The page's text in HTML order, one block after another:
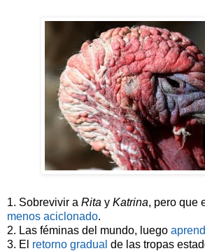
1. Sobrevivir a Rita y Katrina, pero que
menos aciclonado.
2. Las féminas del mundo, luego
3. El retorno gradual de las tropas